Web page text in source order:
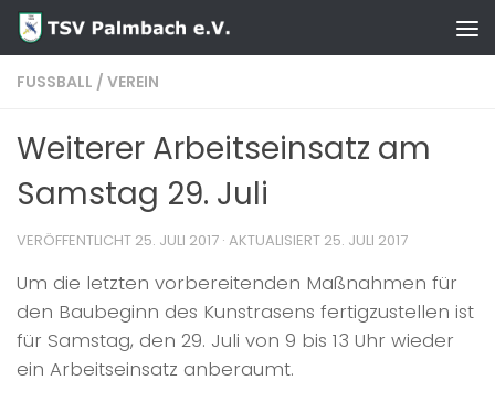
Zum Inhalt springen
FUSSBALL / VEREIN
Weiterer Arbeitseinsatz am
Samstag 29. Juli
VERÖFFENTLICHT 25. JULI 2017 · AKTUALISIERT 25. JULI 2017
Um die letzten vorbereitenden Maßnahmen für
den Baubeginn des Kunstrasens fertigzustellen ist
für Samstag, den 29. Juli von 9 bis 13 Uhr wieder
ein Arbeitseinsatz anberaumt.